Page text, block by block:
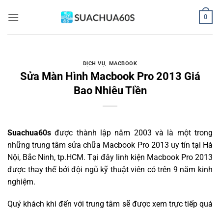
qua
0
DỊCH VỤ, MACBOOK
Sửa Màn Hình Macbook Pro 2013 Giá
Bao Nhiêu Tiền
Suachua60s được thành lập năm 2003 và là một trong
những trung tâm sửa chữa Macbook Pro 2013 uy tín tại Hà
Nội, Bắc Ninh, tp.HCM. Tại đây linh kiện Macbook Pro 2013
được thay thế bởi đội ngũ kỹ thuật viên có trên 9 năm kinh
nghiệm.
Quý khách khi đến với trung tâm sẽ được xem trực tiếp quá